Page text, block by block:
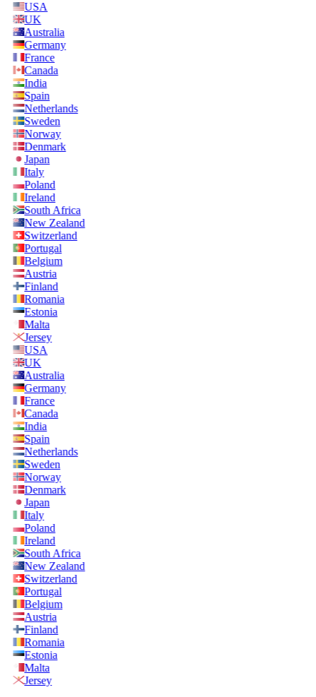
USA
UK
Australia
Germany
France
Canada
India
Spain
Netherlands
Sweden
Norway
Denmark
Japan
Italy
Poland
Ireland
South Africa
New Zealand
Switzerland
Portugal
Belgium
Austria
Finland
Romania
Estonia
Malta
Jersey
USA
UK
Australia
Germany
France
Canada
India
Spain
Netherlands
Sweden
Norway
Denmark
Japan
Italy
Poland
Ireland
South Africa
New Zealand
Switzerland
Portugal
Belgium
Austria
Finland
Romania
Estonia
Malta
Jersey